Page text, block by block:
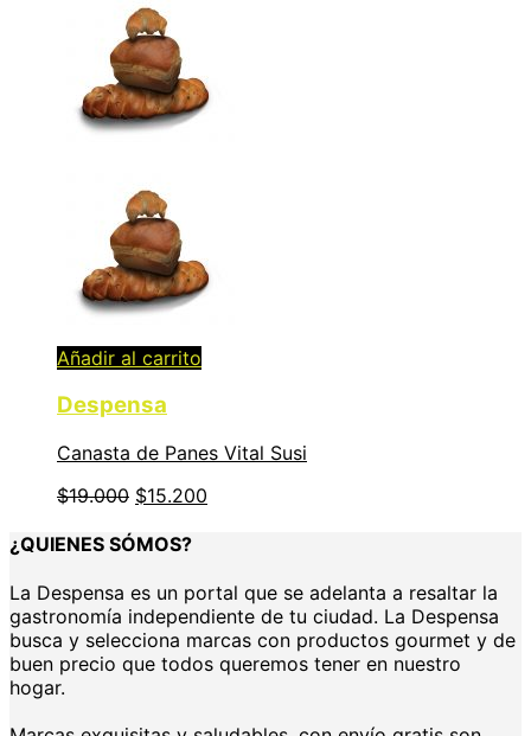
Añadir al carrito
Despensa
Canasta de Panes Vital Susi
$19.000 $15.200
¿QUIENES SÓMOS?
La Despensa es un portal que se adelanta a resaltar la
gastronomía independiente de tu ciudad. La Despensa
busca y selecciona marcas con productos gourmet y de
buen precio que todos queremos tener en nuestro
hogar.